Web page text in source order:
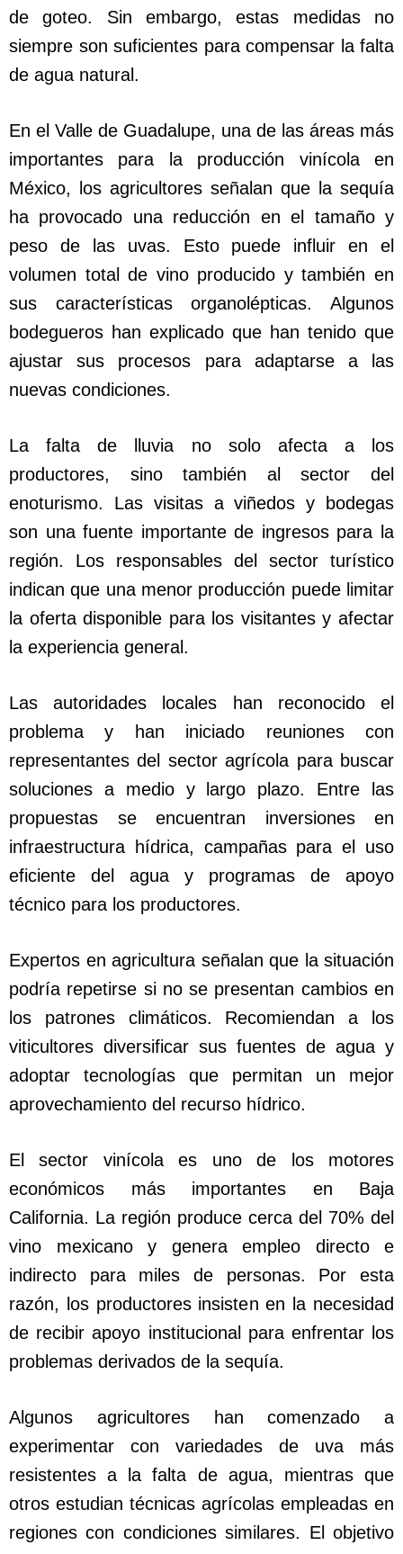
de goteo. Sin embargo, estas medidas no
siempre son suficientes para compensar la falta
de agua natural.
En el Valle de Guadalupe, una de las áreas más
importantes para la producción vinícola en
México, los agricultores señalan que la sequía
ha provocado una reducción en el tamaño y
peso de las uvas. Esto puede influir en el
volumen total de vino producido y también en
sus características organolépticas. Algunos
bodegueros han explicado que han tenido que
ajustar sus procesos para adaptarse a las
nuevas condiciones.
La falta de lluvia no solo afecta a los
productores, sino también al sector del
enoturismo. Las visitas a viñedos y bodegas
son una fuente importante de ingresos para la
región. Los responsables del sector turístico
indican que una menor producción puede limitar
la oferta disponible para los visitantes y afectar
la experiencia general.
Las autoridades locales han reconocido el
problema y han iniciado reuniones con
representantes del sector agrícola para buscar
soluciones a medio y largo plazo. Entre las
propuestas se encuentran inversiones en
infraestructura hídrica, campañas para el uso
eficiente del agua y programas de apoyo
técnico para los productores.
Expertos en agricultura señalan que la situación
podría repetirse si no se presentan cambios en
los patrones climáticos. Recomiendan a los
viticultores diversificar sus fuentes de agua y
adoptar tecnologías que permitan un mejor
aprovechamiento del recurso hídrico.
El sector vinícola es uno de los motores
económicos más importantes en Baja
California. La región produce cerca del 70% del
vino mexicano y genera empleo directo e
indirecto para miles de personas. Por esta
razón, los productores insisten en la necesidad
de recibir apoyo institucional para enfrentar los
problemas derivados de la sequía.
Algunos agricultores han comenzado a
experimentar con variedades de uva más
resistentes a la falta de agua, mientras que
otros estudian técnicas agrícolas empleadas en
regiones con condiciones similares. El objetivo